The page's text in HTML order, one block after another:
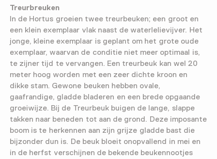
Treurbreuken
In de Hortus groeien twee treurbeuken; een groot en
een klein exemplaar vlak naast de waterlelievijver. Het
jonge, kleine exemplaar is geplant om het grote oude
exemplaar, waarvan de conditie niet meer optimaal is,
te zijner tijd te vervangen. Een treurbeuk kan wel 20
meter hoog worden met een zeer dichte kroon en
dikke stam. Gewone beuken hebben ovale,
gaafrandige, gladde bladeren en een brede opgaande
groeiwijze. Bij de Treurbeuk buigen de lange, slappe
takken naar beneden tot aan de grond. Deze imposante
boom is te herkennen aan zijn grijze gladde bast die
bijzonder dun is. De beuk bloeit onopvallend in mei en
in de herfst verschijnen de bekende beukennootjes